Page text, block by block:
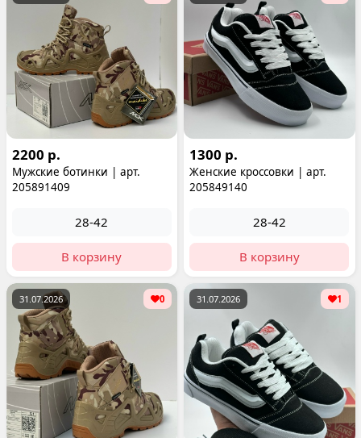
2200 р.
Мужские ботинки | арт.
205891409
28-42
В корзину
1300 р.
Женские кроссовки | арт.
205849140
28-42
В корзину
31.07.2026 0 31.07.2026 1